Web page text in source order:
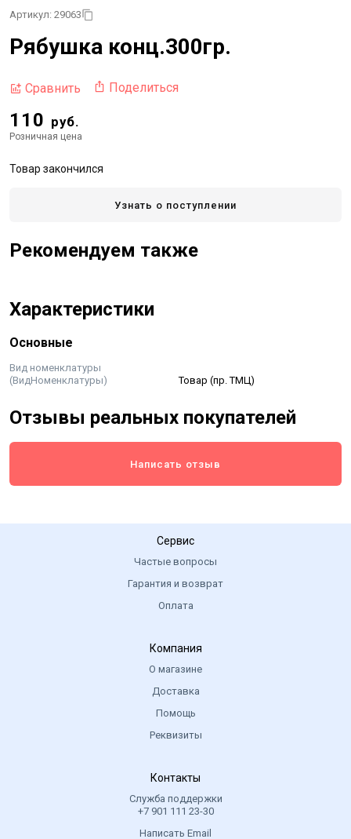
Артикул: 29063
Рябушка конц.300гр.
Сравнить Поделиться
110 руб.
Розничная цена
Товар закончился
Узнать о поступлении
Рекомендуем также
Характеристики
Основные
Вид номенклатуры
(ВидНоменклатуры)
Товар (пр. ТМЦ)
Отзывы реальных покупателей
Написать отзыв
Сервис
Частые вопросы
Гарантия и возврат
Оплата
Компания
О магазине
Доставка
Помощь
Реквизиты
Контакты
Служба поддержки
+7 901 111 23-30
Написать Email